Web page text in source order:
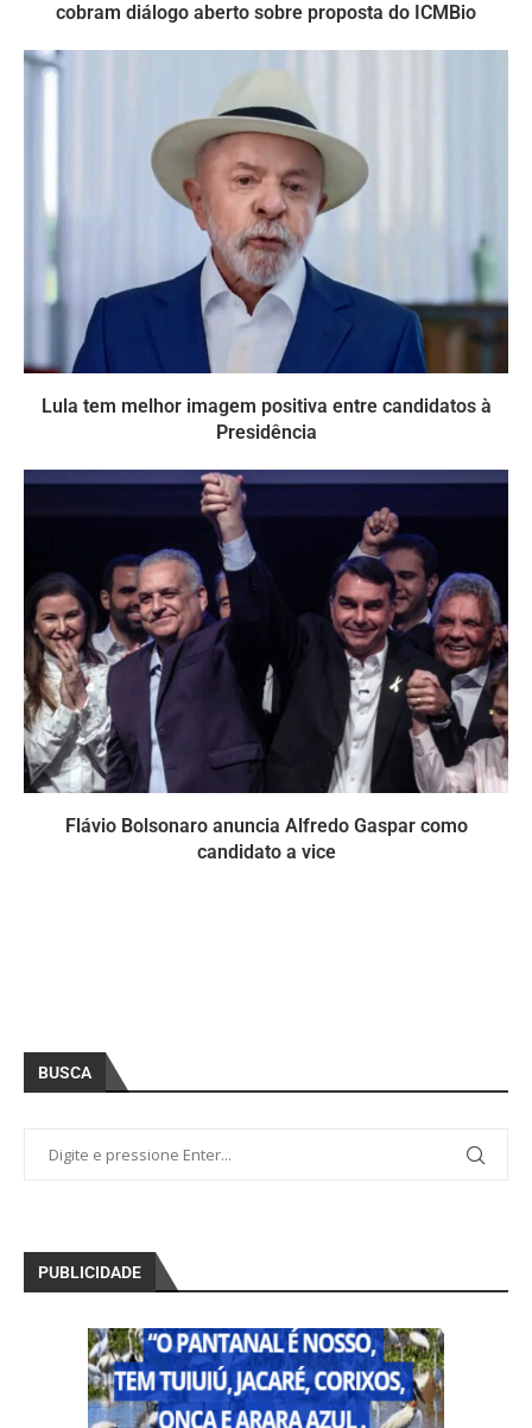
cobram diálogo aberto sobre proposta do ICMBio
Lula tem melhor imagem positiva entre candidatos à
Presidência
Flávio Bolsonaro anuncia Alfredo Gaspar como
candidato a vice
BUSCA
PUBLICIDADE